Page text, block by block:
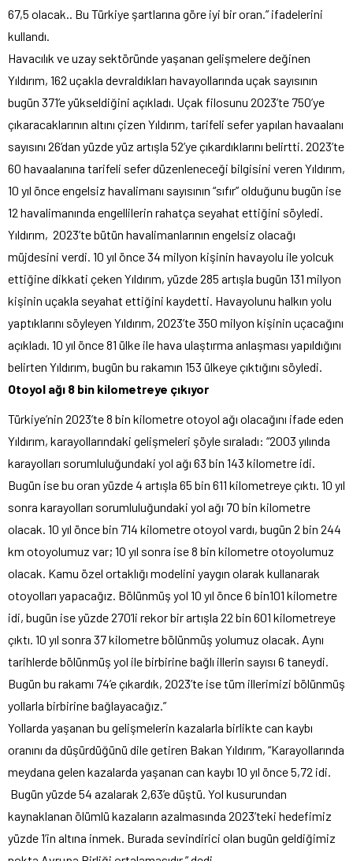
67,5 olacak.. Bu Türkiye şartlarına göre iyi bir oran.” ifadelerini
kullandı.
Havacılık ve uzay sektöründe yaşanan gelişmelere değinen
Yıldırım, 162 uçakla devraldıkları havayollarında uçak sayısının
bugün 371’e yükseldiğini açıkladı. Uçak filosunu 2023’te 750’ye
çıkaracaklarının altını çizen Yıldırım, tarifeli sefer yapılan havaalanı
sayısını 26’dan yüzde yüz artışla 52’ye çıkardıklarını belirtti. 2023’te
60 havaalanına tarifeli sefer düzenleneceği bilgisini veren Yıldırım,
10 yıl önce engelsiz havalimanı sayısının “sıfır” olduğunu bugün ise
12 havalimanında engellilerin rahatça seyahat ettiğini söyledi.
Yıldırım, 2023’te bütün havalimanlarının engelsiz olacağı
müjdesini verdi. 10 yıl önce 34 milyon kişinin havayolu ile yolcuk
ettiğine dikkati çeken Yıldırım, yüzde 285 artışla bugün 131 milyon
kişinin uçakla seyahat ettiğini kaydetti. Havayolunu halkın yolu
yaptıklarını söyleyen Yıldırım, 2023’te 350 milyon kişinin uçacağını
açıkladı. 10 yıl önce 81 ülke ile hava ulaştırma anlaşması yapıldığını
belirten Yıldırım, bugün bu rakamın 153 ülkeye çıktığını söyledi.
Otoyol ağı 8 bin kilometreye çıkıyor
Türkiye’nin 2023’te 8 bin kilometre otoyol ağı olacağını ifade eden
Yıldırım, karayollarındaki gelişmeleri şöyle sıraladı: “2003 yılında
karayolları sorumluluğundaki yol ağı 63 bin 143 kilometre idi.
Bugün ise bu oran yüzde 4 artışla 65 bin 611 kilometreye çıktı. 10 yıl
sonra karayolları sorumluluğundaki yol ağı 70 bin kilometre
olacak. 10 yıl önce bin 714 kilometre otoyol vardı, bugün 2 bin 244
km otoyolumuz var; 10 yıl sonra ise 8 bin kilometre otoyolumuz
olacak. Kamu özel ortaklığı modelini yaygın olarak kullanarak
otoyolları yapacağız. Bölünmüş yol 10 yıl önce 6 bin101 kilometre
idi, bugün ise yüzde 270’li rekor bir artışla 22 bin 601 kilometreye
çıktı. 10 yıl sonra 37 kilometre bölünmüş yolumuz olacak. Aynı
tarihlerde bölünmüş yol ile birbirine bağlı illerin sayısı 6 taneydi.
Bugün bu rakamı 74’e çıkardık, 2023’te ise tüm illerimizi bölünmüş
yollarla birbirine bağlayacağız.”
Yollarda yaşanan bu gelişmelerin kazalarla birlikte can kaybı
oranını da düşürdüğünü dile getiren Bakan Yıldırım, “Karayollarında
meydana gelen kazalarda yaşanan can kaybı 10 yıl önce 5,72 idi.
Bugün yüzde 54 azalarak 2,63’e düştü. Yol kusurundan
kaynaklanan ölümlü kazaların azalmasında 2023’teki hedefimiz
yüzde 1’in altına inmek. Burada sevindirici olan bugün geldiğimiz